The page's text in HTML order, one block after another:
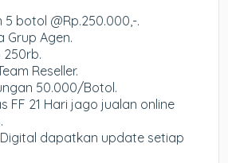
botol @Rp.250.000,-.
Grup Agen.
250rb.
Reseller.
50.000/Botol.
FF 21 Hari jago jualan online
dapatkan update setiap